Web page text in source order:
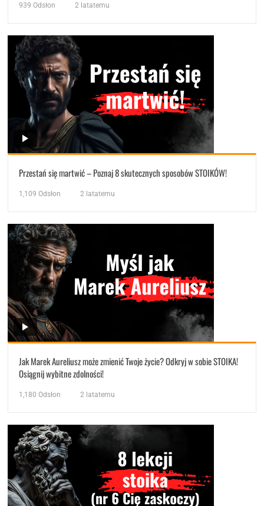
939 Odsłon 2 latatemu
Przestań się martwić – Poznaj 8 skutecznych sposobów STOIKÓW!
1,109 Odsłon 2 latatemu
Jak Marek Aureliusz może zmienić Twoje życie? Odkryj w sobie STOIKA!
Osiągnij wybitne zdolności!
1,180 Odsłon 2 latatemu